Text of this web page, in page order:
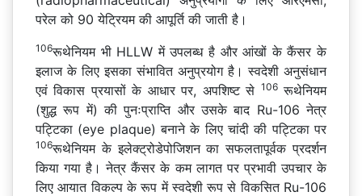
परेल को 90 येट्रियम की आपूर्ति की जाती है।
106रूथेनियम भी HLLW में उपलब्ध है और आंखों के कैंसर के
इलाज के लिए इसका संभावित अनुप्रयोग है। स्वदेशी अनुसंधान
एवं विकास प्रयासों के आधार पर, अपशिष्ट से 106रूथेनियम
(शुद्ध रूप में) की पुनःप्राप्ति और उसके बाद Ru-106 नेत्र
पट्टिका (eye plaque) बनाने के लिए चांदी की पट्टिका पर
106रूथेनियम के इलेक्ट्रोडेपोजिशन का सफलतापूर्वक प्रदर्शन
किया गया है। नेत्र कैंसर के कम लागत पर प्रभावी उपचार के
लिए आयात विकल्प के रूप में स्वदेशी रूप से विकसित Ru-106